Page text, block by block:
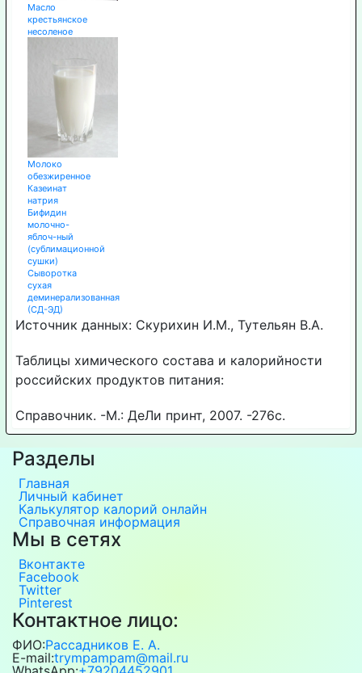
Масло
крестьянское
несоленое
Молоко
обезжиренное
Казеинат
натрия
Бифидин
молочно-
яблоч-ный
(сублимационной
сушки)
Сыворотка
сухая
деминерализованная
(СД-ЭД)
Источник данных: Скурихин И.М., Тутельян В.А.
Таблицы химического состава и калорийности
российских продуктов питания:
Справочник. -М.: ДеЛи принт, 2007. -276с.
Разделы
Главная
Личный кабинет
Калькулятор калорий онлайн
Справочная информация
Мы в сетях
Вконтакте
Facebook
Twitter
Pinterest
Контактное лицо:
ФИО:Рассадников Е. А.
E-mail:trympampam@mail.ru